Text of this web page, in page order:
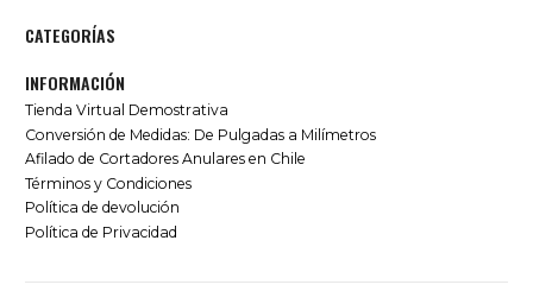
CATEGORÍAS
INFORMACIÓN
Tienda Virtual Demostrativa
Conversión de Medidas: De Pulgadas a Milímetros
Afilado de Cortadores Anulares en Chile
Términos y Condiciones
Política de devolución
Política de Privacidad